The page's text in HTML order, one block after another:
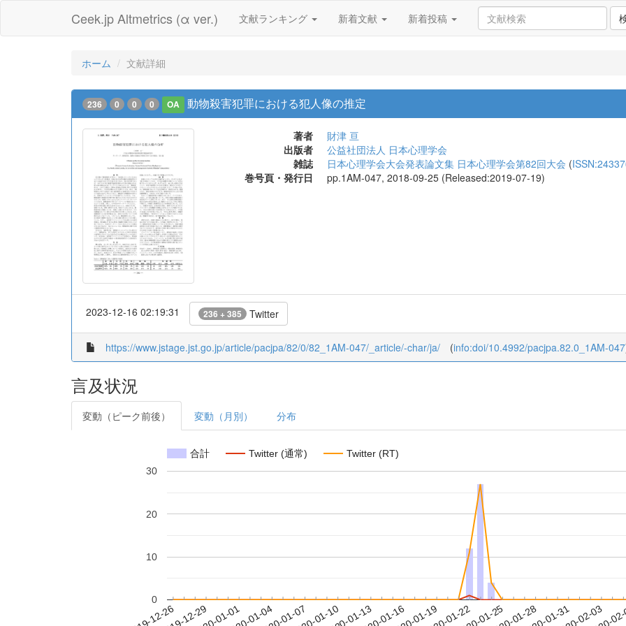
Ceek.jp Altmetrics (α ver.) 文献ランキング 新着文献 新着投稿
ホーム 文献詳細
236 0 0 0 OA 動物殺害犯罪における犯人像の推定
著者
財津 亘
出版者
公益社団法人 日本心理学会
雑誌
日本心理学会大会発表論文集 日本心理学会第82回大会 (
巻号頁・発行日
pp.1AM-047, 2018-09-25 (Released:2019-07-19)
2023-12-16 02:19:31 236 + 385 Twitter
https://www.jstage.jst.go.jp/article/pacjpa/82/0/82_1AM-047/_article/-char/ja/ (info:doi/10.4992/pacjpa.82.0_1AM-047
言及状況
変動（ピーク前後） 変動（月別） 分布
合計 Twitter (通常) Twitter (RT)
0
10
20
30